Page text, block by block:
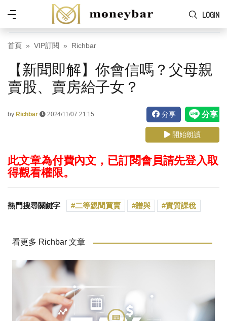
Skip to main content
LOGIN
功
表
首頁 VIP訂閱 Richbar
【新聞即解】你會信嗎？父母親
賣股、賣房給子女？
by Richbar 2024/11/07 21:15 分享
開始朗讀
此文章為付費內文，已訂閱會員請先登入取
得觀看權限。
熱門搜尋關鍵字 二等親間買賣 贈與 實質課稅
看更多 Richbar 文章